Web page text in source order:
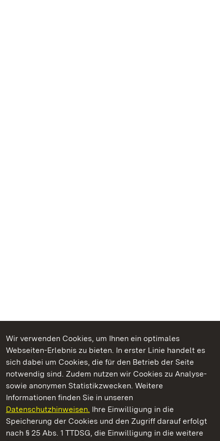
Wir verwenden Cookies, um Ihnen ein optimales
Webseiten-Erlebnis zu bieten. In erster Linie handelt es
sich dabei um Cookies, die für den Betrieb der Seite
notwendig sind. Zudem nutzen wir Cookies zu Analyse-
sowie anonymen Statistikzwecken. Weitere
Informationen finden Sie in unseren
Datenschutzhinweisen. Ihre Einwilligung in die
Speicherung der Cookies und den Zugriff darauf erfolgt
nach § 25 Abs. 1 TTDSG, die Einwilligung in die weitere
Kommen. Staunen. Genießen.
Staatliche Schlösser und Gärten Baden‑Württemberg